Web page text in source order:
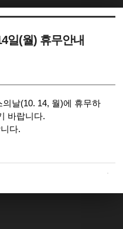
일(월) 휴무안내
날(10. 14, 월)에 휴무하
바랍니다.
다.
치북5
북5